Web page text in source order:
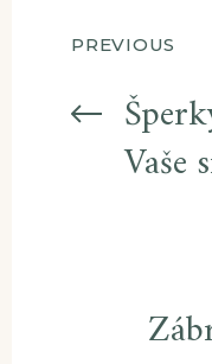
pro
PREVIOUS
Vaše